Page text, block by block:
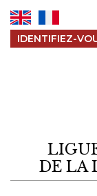
IDENTIFIEZ-
DE LA